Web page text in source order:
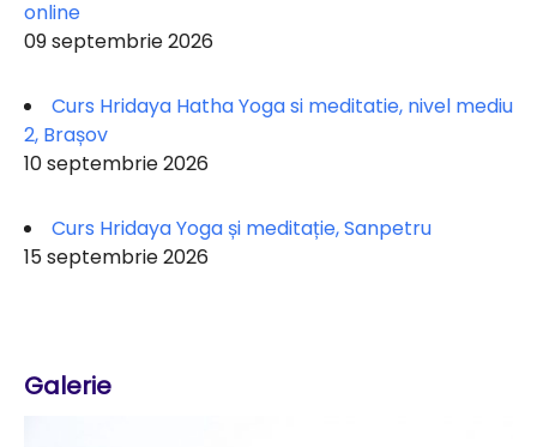
online
09 septembrie 2026
Curs Hridaya Hatha Yoga si meditatie, nivel mediu
2, Brașov
10 septembrie 2026
Curs Hridaya Yoga și meditație, Sanpetru
15 septembrie 2026
Galerie